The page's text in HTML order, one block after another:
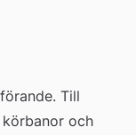
Till
och